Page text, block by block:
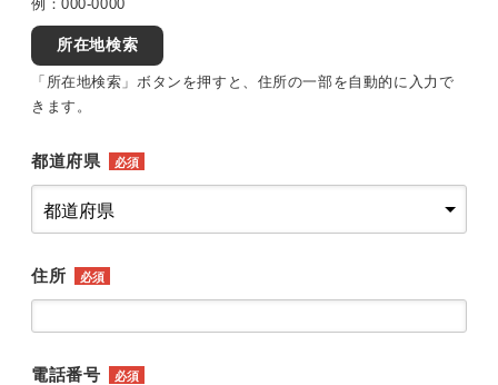
例：000-0000
所在地検索
「所在地検索」ボタンを押すと、住所の一部を自動的に入力で
きます。
都道府県 必須
住所 必須
電話番号 必須